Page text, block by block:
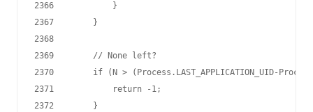
2366            }
2367        }
2368
2369        // None left?
2370        if (N > (Process.LAST_APPLICATION_UID-
2371            return -1;
2372        }